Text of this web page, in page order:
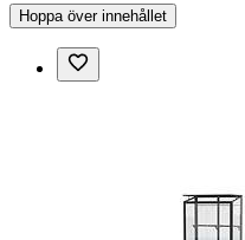
Hoppa över innehållet